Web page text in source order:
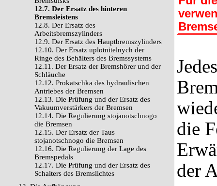
12.7. Der Ersatz des hinteren
Bremsleistens
12.8. Der Ersatz des
Arbeitsbremszylinders
12.9. Der Ersatz des Hauptbremszylinders
12.10. Der Ersatz uplotnitelnych der
Ringe des Behälters des Bremssystems
12.11. Der Ersatz der Bremshörer und der
Schläuche
12.12. Prokatschka des hydraulischen
Antriebes der Bremsen
12.13. Die Prüfung und der Ersatz des
Vakuumverstärkers der Bremsen
12.14. Die Regulierung stojanotschnogo
die Bremsen
12.15. Der Ersatz der Taus
stojanotschnogo die Bremsen
12.16. Die Regulierung der Lage des
Bremspedals
12.17. Die Prüfung und der Ersatz des
Schalters des Bremslichtes
die
der